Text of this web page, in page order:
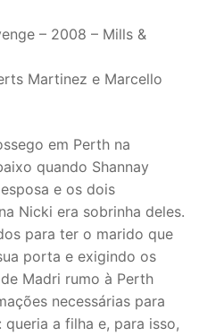
– 2008 – Mills &
Martinez e Marcello
em Perth na
quando Shannay
e os dois
Nicki era sobrinha deles.
para ter o marido que
porta e exigindo os
Madri rumo à Perth
necessárias para
a filha e, para isso,